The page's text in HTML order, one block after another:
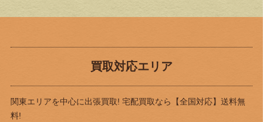
買取対応エリア
関東エリアを中心に出張買取! 宅配買取なら
【全国対応】送料無
料!